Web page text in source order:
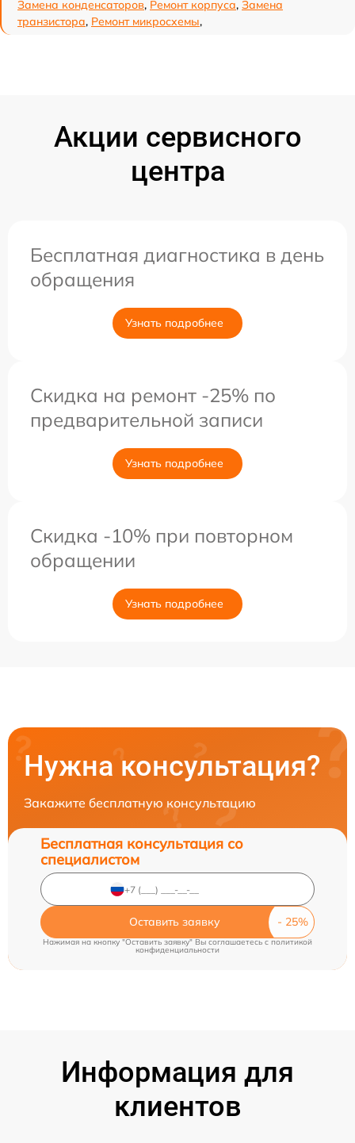
Замена конденсаторов, Ремонт корпуса, Замена
транзистора, Ремонт микросхемы,
Акции сервисного
центра
Бесплатная диагностика в день
обращения
Узнать подробнее
Скидка на ремонт -25% по
предварительной записи
Узнать подробнее
Скидка -10% при повторном
обращении
Узнать подробнее
Нужна консультация?
Закажите бесплатную консультацию
Бесплатная консультация со
специалистом
Оставить заявку
Нажимая на кнопку "Оставить заявку" Вы соглашаетесь cполитикой
конфиденциальности
Информация для
клиентов